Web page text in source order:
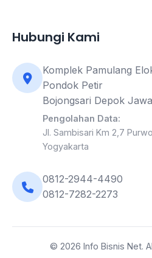
Hubungi Kami
Komplek Pamulang
Pondok Petir
Bojongsari Depok
Pengolahan Data:
Jl. Sambisari Km 2,7
Yogyakarta
0812-2944-4490
0812-7282-2273
© 2026 Info Bisnis Net.